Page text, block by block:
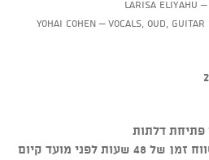
פתיחת דלתות
* ניתן לבטל כרטיסים עד טווח זמן של 48 שעות לפני מועד קיום